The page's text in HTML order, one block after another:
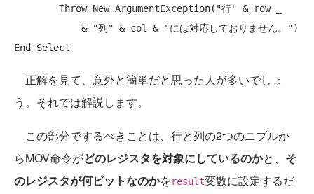
Throw New ArgumentException( "行" & row _
            &
"列" & col & "には対応しておりません。"
End
Select
正解を見て、意外と簡単だと思った人が多いでしょ
う。それでは解説します。
この部分でするべきことは、行と列の2つのニブルか
らMOV命令がどのレジスタを対象にしているのかと、 そ
のレジスタが何ビットなのかをresult変数に設定するだ